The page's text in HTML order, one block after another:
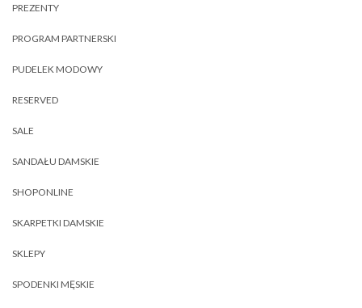
PREZENTY
PROGRAM PARTNERSKI
PUDELEK MODOWY
RESERVED
SALE
SANDAŁU DAMSKIE
SHOPONLINE
SKARPETKI DAMSKIE
SKLEPY
SPODENKI MĘSKIE